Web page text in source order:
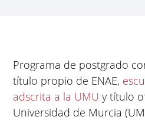
Programa de postgrado
título propio de ENAE,
adscrita a la UMU y título
Universidad de Murcia